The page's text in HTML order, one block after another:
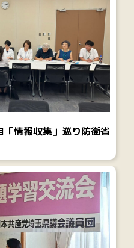
「情報収集」巡り防衛省